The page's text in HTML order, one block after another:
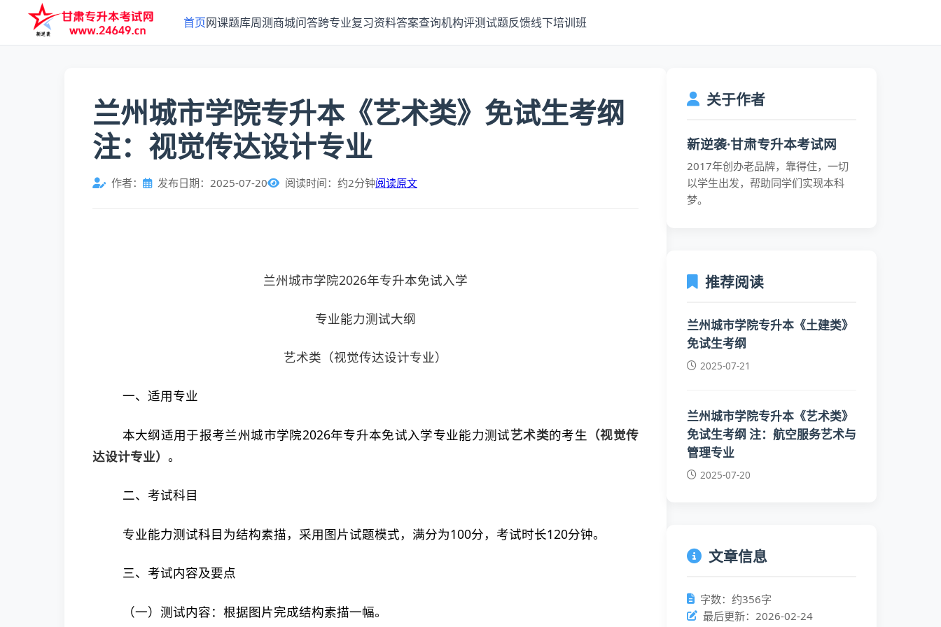
首页网课题库周测商城问答跨专业复习资料答案查询机构评测试题反馈线下培训班
兰州城市学院专升本《艺术类》免试生考纲
注：视觉传达设计专业
作者： 发布日期：2025-07-20 阅读时间：约2分钟阅读原文
兰州城市学院2026年专升本免试入学
专业能力测试大纲
艺术类（视觉传达设计专业）
一、适用专业
本大纲适用于报考兰州城市学院2026年专升本免试入学专业能力测试艺术类的考生 （视觉传
达设计专业） 。
二、考试科目
专业能力测试科目为结构素描，采用图片试题模式，满分为100分，考试时长120分钟。
三、考试内容及要点
（一）测试内容：根据图片完成结构素描一幅。
关于作者
新逆袭·甘肃专升本考试网
2017年创办老品牌，靠得住，一切
以学生出发，帮助同学们实现本科
梦。
推荐阅读
兰州城市学院专升本《土建类》
免试生考纲
2025-07-21
兰州城市学院专升本《艺术类》
免试生考纲 注：航空服务艺术与
管理专业
2025-07-20
文章信息
字数：约356字
最后更新：2026-02-24